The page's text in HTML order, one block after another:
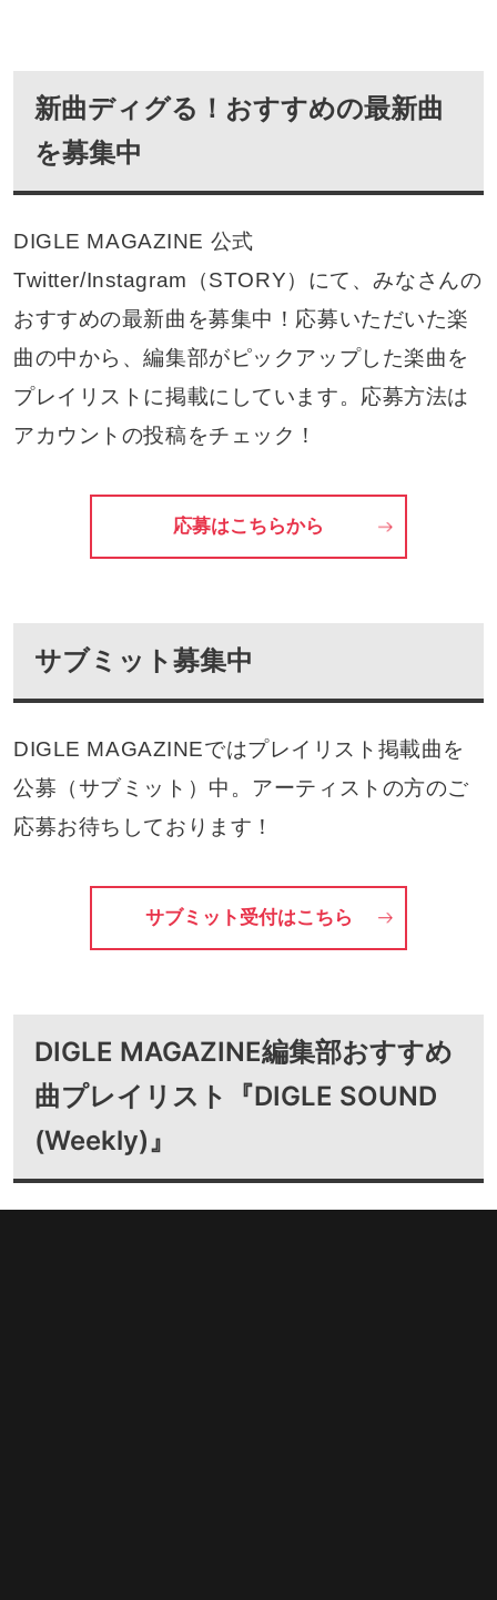
新曲ディグる！おすすめの最新曲
を募集中
DIGLE MAGAZINE 公式
Twitter/Instagram（STORY）にて、みなさんの
おすすめの最新曲を募集中！応募いただいた楽
曲の中から、編集部がピックアップした楽曲を
プレイリストに掲載にしています。応募方法は
アカウントの投稿をチェック！
応募はこちらから
サブミット募集中
DIGLE MAGAZINEではプレイリスト掲載曲を
公募（サブミット）中。アーティストの方のご
応募お待ちしております！
サブミット受付はこちら
DIGLE MAGAZINE編集部おすすめ
曲プレイリスト『DIGLE SOUND
(Weekly)』